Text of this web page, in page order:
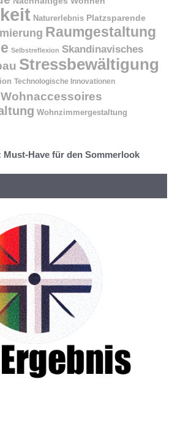
Naturerlebnis Platzsparende
Raumgestaltung
Selbstreflexion Skandinavisches
Stressbewältigung
Technologische Innovationen
Wohnaccessoires
Wohnzimmergestaltung
Must-Have für den Sommerlook